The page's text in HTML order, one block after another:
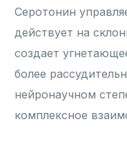
Серотонин
действует на
создает
более
нейронаучном
комплексное